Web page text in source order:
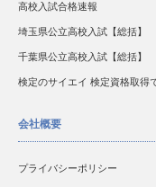
高校入試合格速報
埼玉県公立高校入試【総括】
千葉県公立高校入試【総括】
検定のサイエイ 検定資格取得
会社概要
プライバシーポリシー